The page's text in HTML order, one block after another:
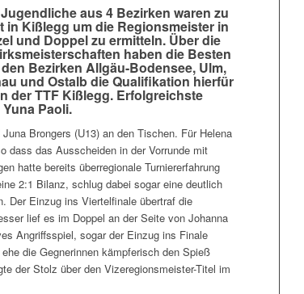
aus 4 Bezirken waren zu
in Kißlegg um die Regionsmeister in
und Doppel zu ermitteln. Über die
haben die Besten
Bezirken Allgäu-Bodensee, Ulm,
und Ostalb die Qualifikation hierfür
der TTF Kißlegg. Erfolgreichste
Paoli.
Brongers (U13) an den Tischen. Für Helena
dass das Ausscheiden in der Vorrunde mit
hatte bereits überregionale Turniererfahrung
2:1 Bilanz, schlug dabei sogar eine deutlich
Der Einzug ins Viertelfinale übertraf die
lief es im Doppel an der Seite von Johanna
Angriffsspiel, sogar der Einzug ins Finale
die Gegnerinnen kämpferisch den Spieß
der Stolz über den Vizeregionsmeister-Titel im